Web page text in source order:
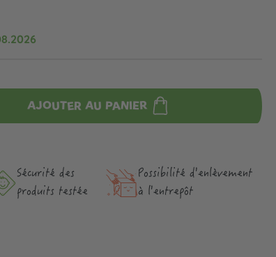
AJOUTER AU PANIER
Sécurité des
produits testée
Possibilité d'enlèvement
à l'entrepôt